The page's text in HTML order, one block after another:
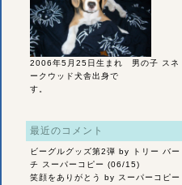
2006年5月25日生まれ 男の子 スネ
ークウッド犬舎出身で
す。
最近のコメント
ビーグルグッズ第2弾 by トリー バー
チ スーパーコピー (06/15)
笑顔をありがとう
by スーパーコピー